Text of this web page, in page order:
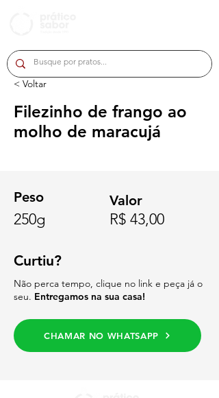
< Voltar
Filezinho de frango ao
molho de maracujá
Peso Valor
250g R$ 43,00
Curtiu?
Não perca tempo, clique no link e peça já o
seu. Entregamos na sua casa!
CHAMAR NO WHATSAPP